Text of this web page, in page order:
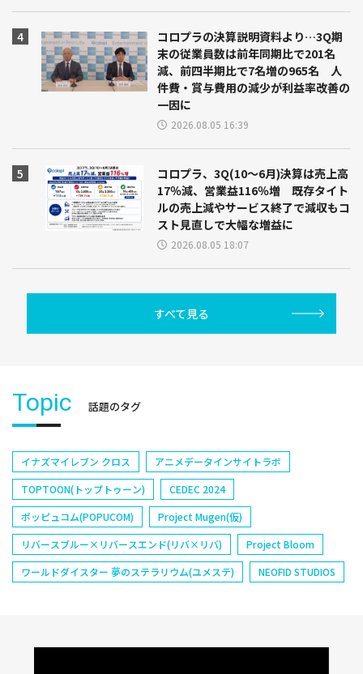
コロプラの決算説明資料より…3Q期
末の従業員数は前年同期比で201名
減、前四半期比で7名増の965名 人
件費・賞与費用の減少が利益率改善の
一因に
2026.08.05 16:39
コロプラ、3Q(10～6月)決算は売上高
17％減、営業益116％増 既存タイト
ルの売上減やサービス終了で減収もコ
スト見直しで大幅な増益に
2026.08.05 18:07
すべて見る
Topic 話題のタグ
イナズマイレブン クロス
アニメデータインサイトラボ
TOPTOON(トップトゥーン)
CEDEC 2024
ポッピュコム(POPUCOM)
Project Mugen(仮)
リバースブルー×リバースエンド(リバ×リバ)
Project Bloom
ワールドダイスター 夢のステラリウム(ユメステ)
NEOFID STUDIOS